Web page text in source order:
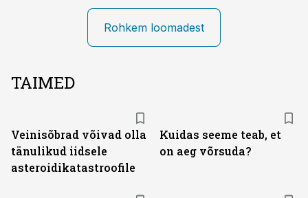
Rohkem loomadest
TAIMED
Veinisõbrad võivad olla
tänulikud iidsele
asteroidikatastroofile
Kuidas seeme teab, et
on aeg võrsuda?